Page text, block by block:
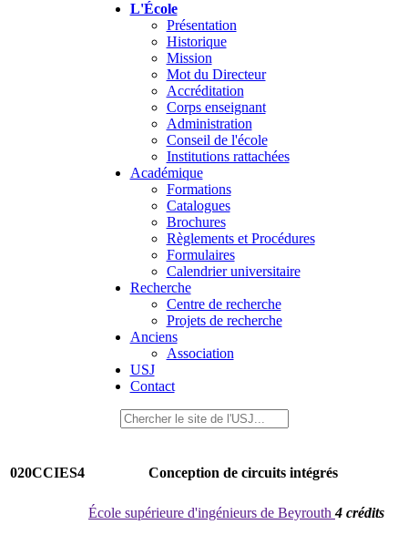
L'École
Présentation
Historique
Mission
Mot du Directeur
Accréditation
Corps enseignant
Administration
Conseil de l'école
Institutions rattachées
Académique
Formations
Catalogues
Brochures
Règlements et Procédures
Formulaires
Calendrier universitaire
Recherche
Centre de recherche
Projets de recherche
Anciens
Association
USJ
Contact
020CCIES4 Conception de circuits intégrés
École supérieure d'ingénieurs de Beyrouth4 crédits